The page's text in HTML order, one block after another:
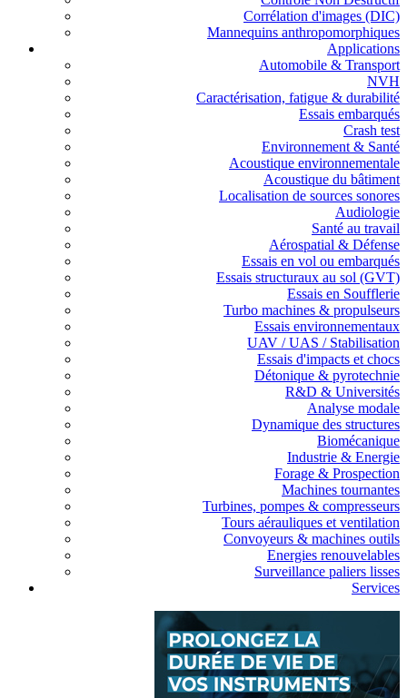
Corrélation d'images (DIC)
Mannequins anthropomorphiques
Applications
Automobile & Transport
NVH
Caractérisation, fatigue & durabilité
Essais embarqués
Crash test
Environnement & Santé
Acoustique environnementale
Acoustique du bâtiment
Localisation de sources sonores
Audiologie
Santé au travail
Aérospatial & Défense
Essais en vol ou embarqués
Essais structuraux au sol (GVT)
Essais en Soufflerie
Turbo machines & propulseurs
Essais environnementaux
UAV / UAS / Stabilisation
Essais d'impacts et chocs
Détonique & pyrotechnie
R&D & Universités
Analyse modale
Dynamique des structures
Biomécanique
Industrie & Energie
Forage & Prospection
Machines tournantes
Turbines, pompes & compresseurs
Tours aérauliques et ventilation
Convoyeurs & machines outils
Energies renouvelables
Surveillance paliers lisses
Services